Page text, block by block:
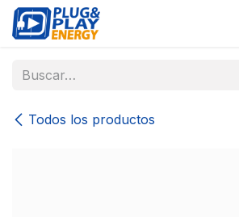
Ir al contenido
Todos los productos